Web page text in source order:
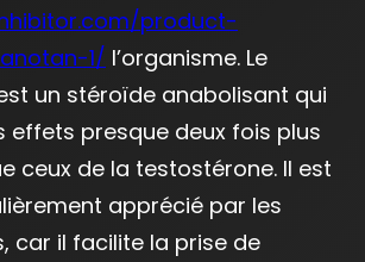
product-
1/ l’organisme. Le
un stéroïde anabolisant qui
effets presque deux fois plus
ceux de la testostérone. Il est
apprécié par les
car il facilite la prise de